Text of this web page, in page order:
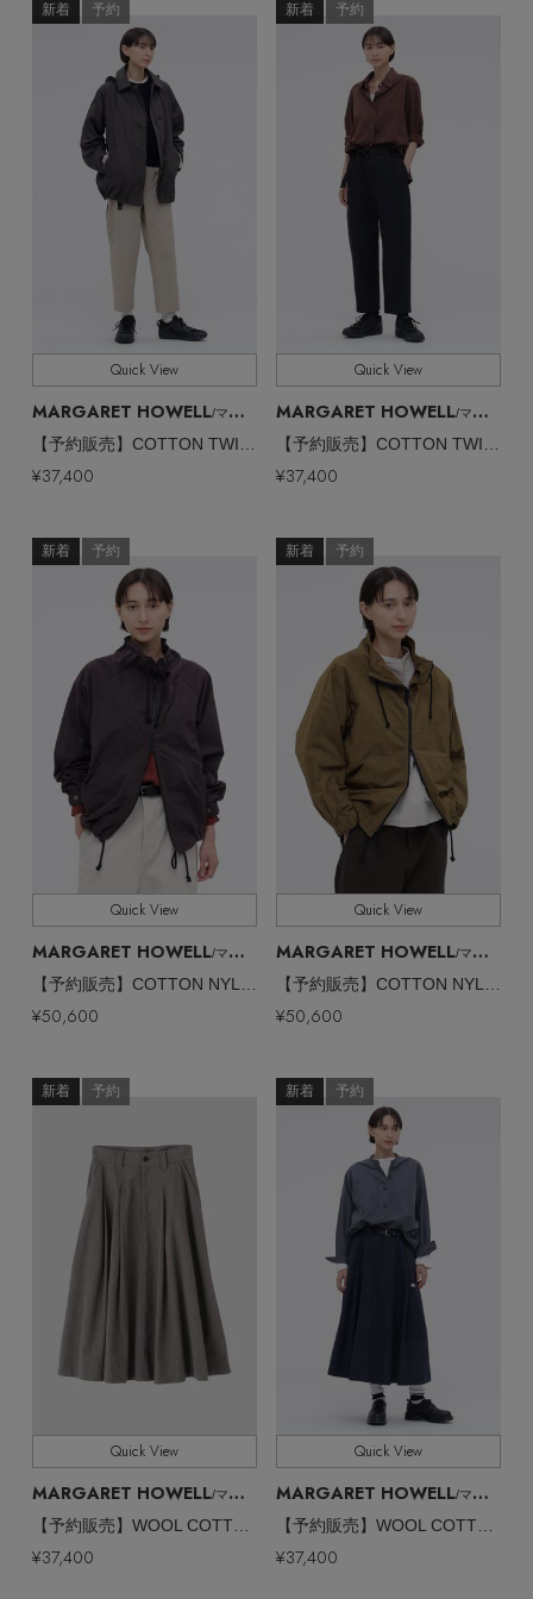
【エディターズ・エッセンシャル】
ベーシックとトレンドが交差する16の名品
Stay in the Loop
ELLE SHOP 公式アプリ
新着 予約
Quick View
MARGARET HOWELL/マーガレット・ハウエル
¥37,400
新着 予約
Quick View
MARGARET HOWELL/マーガレット・ハウエル
¥37,400
新着 予約
Quick View
MARGARET HOWELL/マーガレット・ハウエル
【予約販売】COTTON NYLON PLAINWEAVE BLOUSON
¥50,600
新着 予約
Quick View
MARGARET HOWELL/マーガレット・ハウエル
【予約販売】COTTON NYLON PLAINWEAVE BLOUSON
¥50,600
新着 予約
Quick View
MARGARET HOWELL/マーガレット・ハウエル
【予約販売】WOOL COTTON TWILL SKIRT
¥37,400
新着 予約
Quick View
MARGARET HOWELL/マーガレット・ハウエル
【予約販売】WOOL COTTON TWILL SKIRT
¥37,400